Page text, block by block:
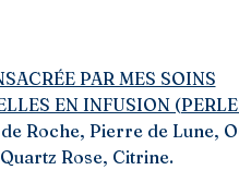
PAR MES SOINS
EN INFUSION
Roche, Pierre de Lune,
Rose, Citrine.